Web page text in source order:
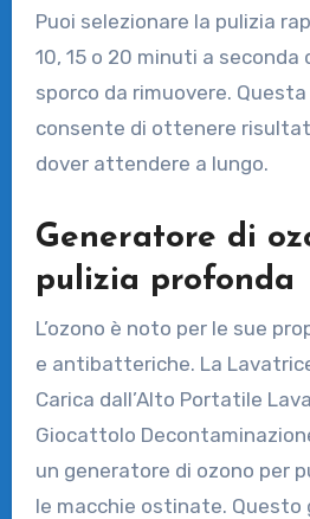
Puoi selezionare la pulizia
10, 15 o 20 minuti a
sporco da rimuovere.
consente di ottenere
dover attendere a lungo.
Generatore di
pulizia profonda
L’ozono è noto per le sue
e antibatteriche. La
Carica dall’Alto Portatile
Giocattolo
un generatore di ozono per
le macchie ostinate. Questo